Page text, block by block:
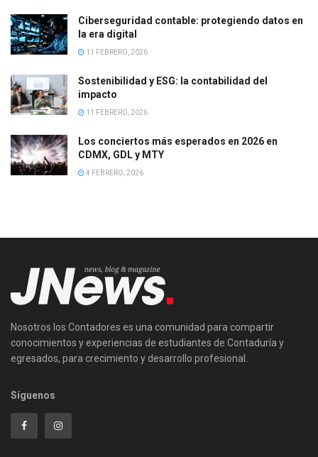
Ciberseguridad contable: protegiendo datos en
la era digital
11 FEBRERO, 2026
Sostenibilidad y ESG: la contabilidad del
impacto
11 FEBRERO, 2026
Los conciertos más esperados en 2026 en
CDMX, GDL y MTY
4 FEBRERO, 2026
Nosotros los Contadores es una comunidad para compartir
conocimientos y experiencias de estudiantes de Contaduría y
egresados, para crecimiento y desarrollo profesional.
Síguenos